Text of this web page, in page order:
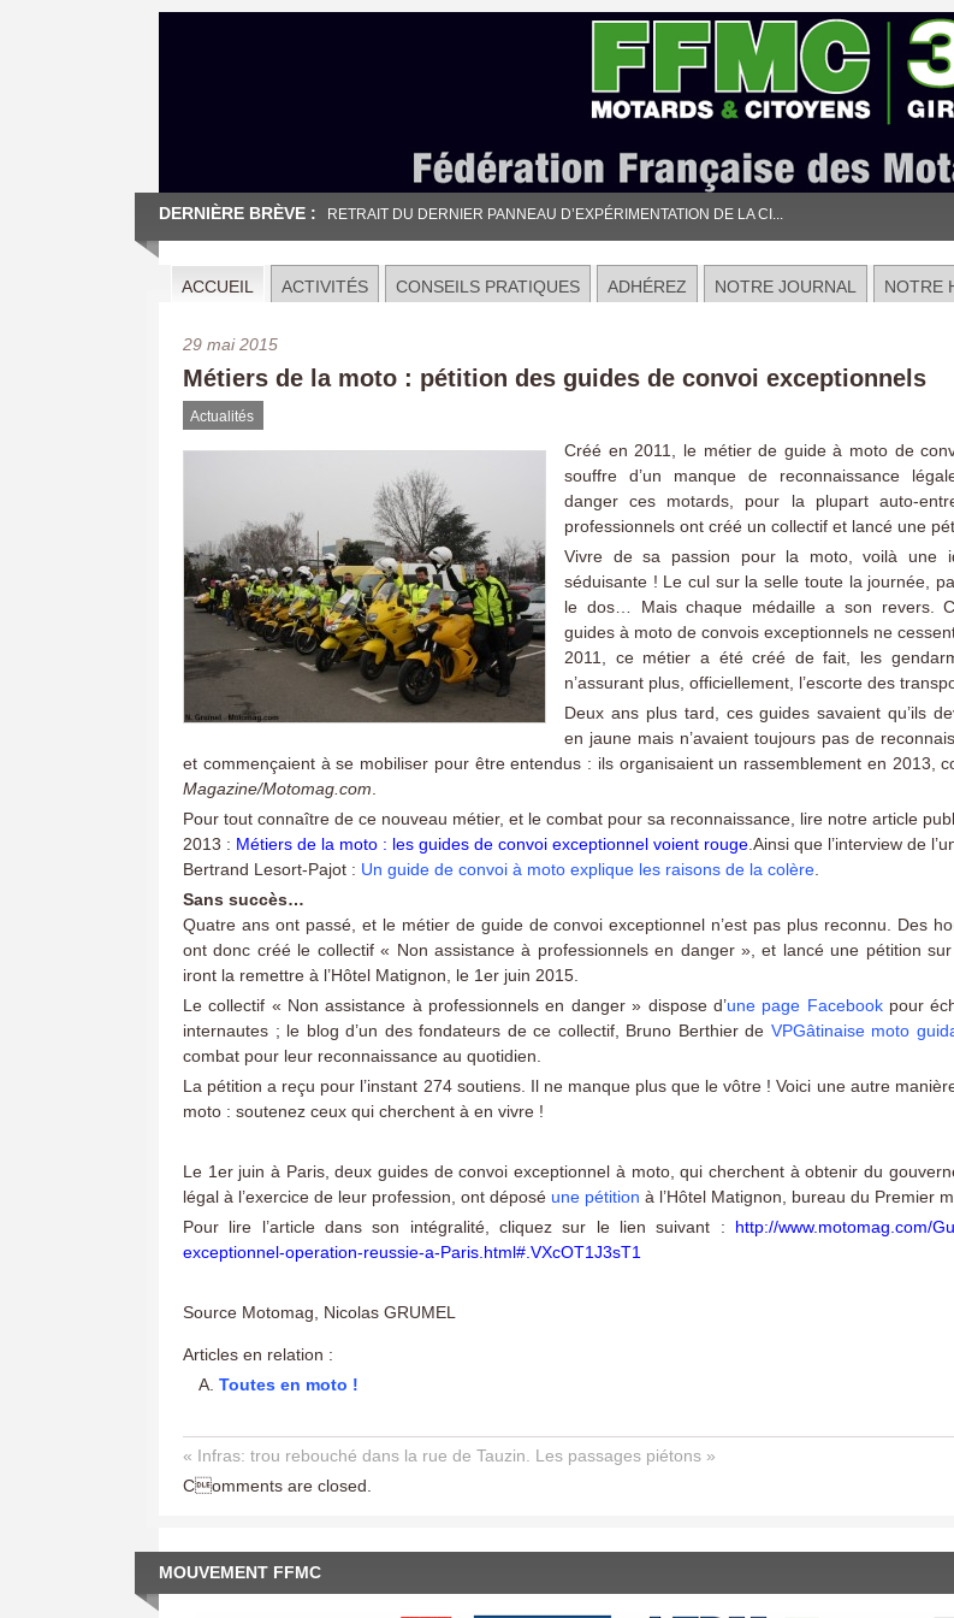
DERNIÈRE BRÈVE : RETRAIT DU DERNIER PANNEAU D’EXPÉRIMENTATION DE LA CI...
ACCUEIL ACTIVITÉS CONSEILS PRATIQUES ADHÉREZ NOTRE JOURNAL NOTRE
29 mai 2015
Métiers de la moto : pétition des guides de convoi exceptionnels
Actualités
Créé en 2011, le métier de guide à moto de
souffre d’un manque de reconnaissance
danger ces motards, pour la plupart auto-
professionnels ont créé un collectif et lancé une
Vivre de sa passion pour la moto, voilà une
séduisante ! Le cul sur la selle toute la journée,
le dos… Mais chaque médaille a son revers.
guides à moto de convois exceptionnels ne
2011, ce métier a été créé de fait, les
n’assurant plus, officiellement, l’escorte des
Deux ans plus tard, ces guides savaient qu’ils
en jaune mais n’avaient toujours pas de
et commençaient à se mobiliser pour être entendus : ils organisaient un rassemblement en 2013,
Magazine/Motomag.com
Pour tout connaître de ce nouveau métier, et le combat pour sa reconnaissance, lire notre article
2013 : Métiers de la moto : les guides de convoi exceptionnel voient rouge .Ainsi que l’interview de
Bertrand Lesort-Pajot : Un guide de convoi à moto explique les raisons de la colère
Sans succès…
Quatre ans ont passé, et le métier de guide de convoi exceptionnel n’est pas plus reconnu. Des
ont donc créé le collectif « Non assistance à professionnels en danger », et lancé une pétition sur
iront la remettre à l’Hôtel Matignon, le 1er juin 2015.
Le collectif « Non assistance à professionnels en danger » dispose d’une page Facebookpour
internautes ; le blog d’un des fondateurs de ce collectif, Bruno Berthier de VPGâtinaise moto
combat pour leur reconnaissance au quotidien.
La pétition a reçu pour l’instant 274 soutiens. Il ne manque plus que le vôtre ! Voici une autre
moto : soutenez ceux qui cherchent à en vivre !
Le 1er juin à Paris, deux guides de convoi exceptionnel à moto, qui cherchent à obtenir du
légal à l’exercice de leur profession, ont déposé une pétition à l’Hôtel Matignon, bureau du Premier
Pour lire l’article dans son intégralité, cliquez sur le lien suivant : http://www.motomag.com/
exceptionnel-operation-reussie-a-Paris.html#.VXcOT1J3sT1
Source Motomag, Nicolas GRUMEL
Articles en relation :
Toutes en moto !
« Infras: trou rebouché dans la rue de Tauzin.
Les passages piétons »
Comments are closed.
MOUVEMENT FFMC